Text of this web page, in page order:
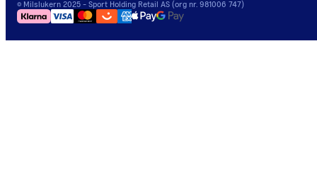
© Milslukern 2025 - Sport Holding Retail AS (org nr. 981006 747)